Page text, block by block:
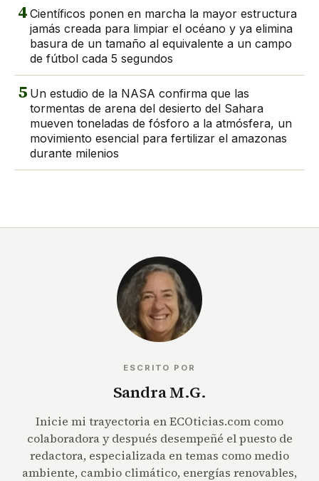
4 Científicos ponen en marcha la mayor estructura
jamás creada para limpiar el océano y ya elimina
basura de un tamaño al equivalente a un campo
de fútbol cada 5 segundos
5 Un estudio de la NASA confirma que las
tormentas de arena del desierto del Sahara
mueven toneladas de fósforo a la atmósfera, un
movimiento esencial para fertilizar el amazonas
durante milenios
ESCRITO POR
Sandra M.G.
Inicie mi trayectoria en ECOticias.com como
colaboradora y después desempeñé el puesto de
redactora, especializada en temas como medio
ambiente, cambio climático, energías renovables,